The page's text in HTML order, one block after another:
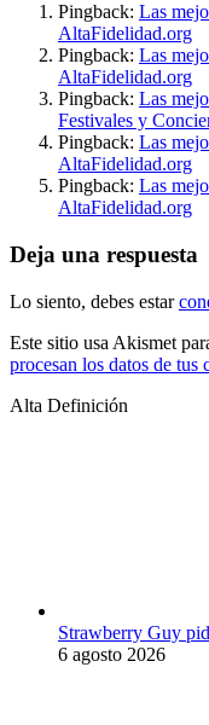
Pingback: Las
AltaFidelidad.org
Pingback: Las
AltaFidelidad.org
Pingback: Las
Festivales y
Pingback: Las
AltaFidelidad.org
Pingback: Las
AltaFidelidad.org
Deja una respuesta
Lo siento, debes estar
Este sitio usa Akismet
procesan los datos de tus
Alta Definición
Strawberry Guy
6 agosto 2026